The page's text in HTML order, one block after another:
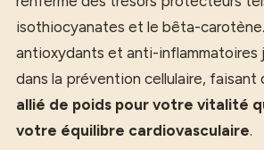
isothiocyanates et le bêta-
antioxydants et anti-inflammatoires
dans la prévention cellulaire, faisant
allié de poids pour votre vitalité
votre équilibre cardiovasculaire.